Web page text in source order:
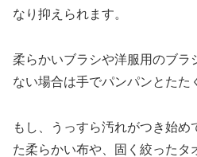
なり抑えられます。
柔らかいブラシや洋服用のブラ
ない場合は手でパンパンとたた
もし、うっすら汚れがつき始め
た柔らかい布や、固く絞ったタ